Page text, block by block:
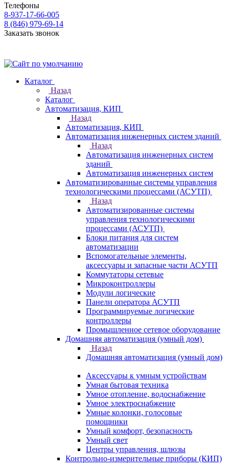
Телефоны
8-937-17-66-005
8 (846) 979-69-14
Заказать звонок
Каталог
Назад
Каталог
Автоматизация, КИП
Назад
Автоматизация, КИП
Автоматизация инженерных систем зданий
Назад
Автоматизация инженерных систем
зданий
Автоматизация инженерных систем
Автоматизированные системы управления
технологическими процессами (АСУТП)
Назад
Автоматизированные системы
управления технологическими
процессами (АСУТП)
Блоки питания для систем
автоматизации
Вспомогательные элементы,
аксессуары и запасные части АСУТП
Коммутаторы сетевые
Микроконтроллеры
Модули логические
Панели оператора АСУТП
Программируемые логические
контроллеры
Промышленное сетевое оборудование
Домашняя автоматизация (умный дом)
Назад
Домашняя автоматизация (умный дом)
Аксессуары к умным устройствам
Умная бытовая техника
Умное отопление, водоснабжение
Умное электроснабжение
Умные колонки, голосовые
помощники
Умный комфорт, безопасность
Умный свет
Центры управления, шлюзы
Контрольно-измерительные приборы (КИП)